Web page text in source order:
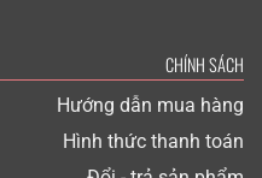
CHÍNH SÁCH
Hướng dẫn mua hàng
Hình thức thanh toán